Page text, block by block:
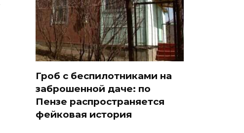
Гроб с беспилотниками на
заброшенной даче: по
Пензе распространяется
фейковая история